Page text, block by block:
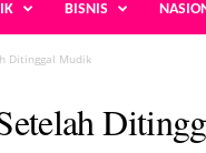
BISNIS
Ditinggal Mudik